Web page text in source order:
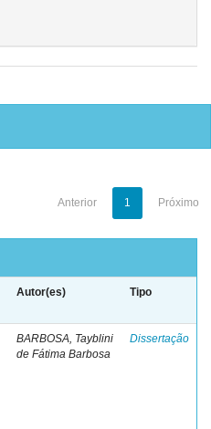
Anterior 1 Próximo
Autor(es) Tipo
BARBOSA, Tayblini
de Fátima Barbosa
Dissertação